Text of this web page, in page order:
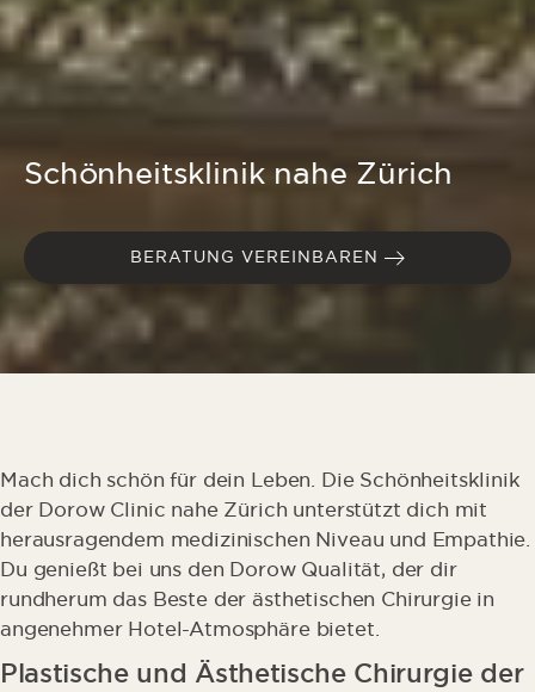
Schönheitsklinik nahe Zürich
BERATUNG VEREINBAREN
Mach dich schön für dein Leben. Die Schönheitsklinik
der Dorow Clinic nahe Zürich unterstützt dich mit
herausragendem medizinischen Niveau und Empathie.
Du genießt bei uns den Dorow Qualität, der dir
rundherum das Beste der ästhetischen Chirurgie in
angenehmer Hotel-Atmosphäre bietet.
Plastische und Ästhetische Chirurgie der